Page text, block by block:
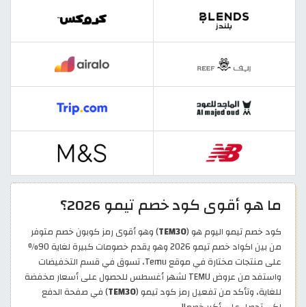
ما هو أقوى كود خصم تيمو 2026؟
كود خصم تيمو اليوم هو (TEM30) وهو أقوى رمز كوبون خصم متوفر
من بين اكواد خصم تيمو 2026 وهو يقدم خصومات كبيرة لغاية 90%
على منتجات مختارة في موقع Temu، تسوق في قسم التخفيضات
واستفد من عروض TEMU لشهر أغسطس للحصول على أسعار مخفضة
للغاية، وتأكد من تفعيل رمز كود تيمو (TEM30) في صفحة الدفع